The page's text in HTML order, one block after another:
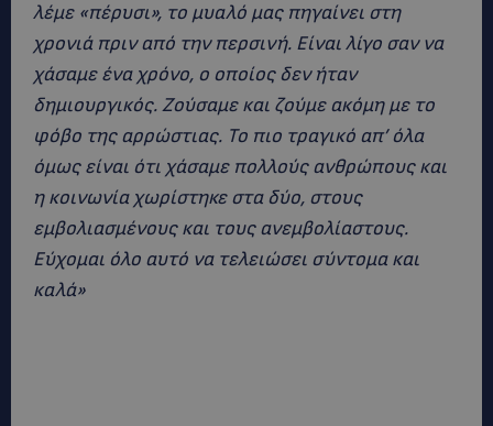
λέμε «πέρυσι», το μυαλό μας πηγαίνει στη
χρονιά πριν από την περσινή. Είναι λίγο σαν να
χάσαμε ένα χρόνο, ο οποίος δεν ήταν
δημιουργικός. Ζούσαμε και ζούμε ακόμη με το
φόβο της αρρώστιας. Το πιο τραγικό απ’ όλα
όμως είναι ότι χάσαμε πολλούς ανθρώπους και
η κοινωνία χωρίστηκε στα δύο, στους
εμβολιασμένους και τους ανεμβολίαστους.
Εύχομαι όλο αυτό να τελειώσει σύντομα και
καλά»